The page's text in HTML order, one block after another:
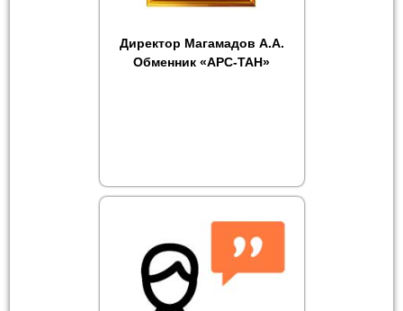
Директор Магамадов А.А.
Обменник «АРС-ТАН»